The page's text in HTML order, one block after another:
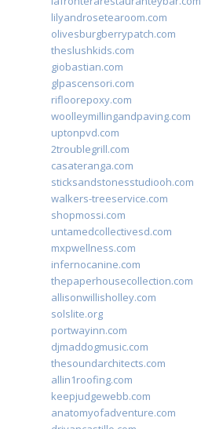
lilyandrosetearoom.com
olivesburgberrypatch.com
theslushkids.com
giobastian.com
glpascensori.com
rifloorepoxy.com
woolleymillingandpaving.com
uptonpvd.com
2troublegrill.com
casateranga.com
sticksandstonesstudiooh.com
walkers-treeservice.com
shopmossi.com
untamedcollectivesd.com
mxpwellness.com
infernocanine.com
thepaperhousecollection.com
allisonwillisholley.com
solslite.org
portwayinn.com
djmaddogmusic.com
thesoundarchitects.com
allin1roofing.com
keepjudgewebb.com
anatomyofadventure.com